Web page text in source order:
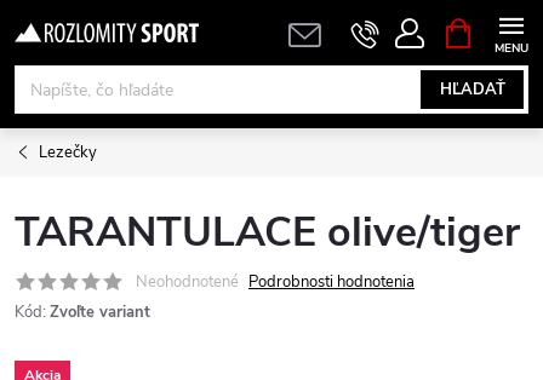
na
obsah
HĽADAŤ
KOŠÍK
Lezečky
TARANTULACE olive/tiger
Neohodnotené Podrobnosti hodnotenia
Kód: Zvoľte variant
Akcia